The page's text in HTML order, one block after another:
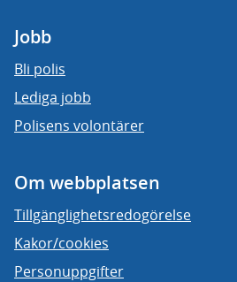
Jobb
Bli polis
Lediga jobb
Polisens volontärer
Om webbplatsen
Tillgänglighetsredogörelse
Kakor/cookies
Personuppgifter